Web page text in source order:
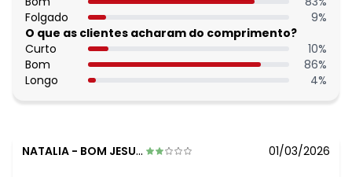
abril/2026 N/D*
março/2026
fevereiro/2026 N/D*
Folgado
9%
O que as clientes acharam do comprimento?
Curto
10%
Bom
86%
Longo
4%
NATALIA - BOM JESUS DO ITABAPOANA - RJ 01/03/2026